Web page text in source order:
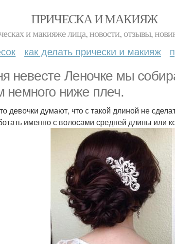
ПРИЧЕСКА И МАКИЯЖ
и макияже лица, новости, отзывы,
как делать прически и макияж
невесте Леночке мы
немного ниже плеч.
девочки думают, что с такой длиной не
именно с волосами средней длины или